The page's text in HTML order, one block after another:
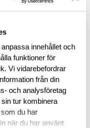
innehållet och
funktioner för
Vi vidarebefordrar
från din
och analysföretag
tur kombinera
du har
när du har använt